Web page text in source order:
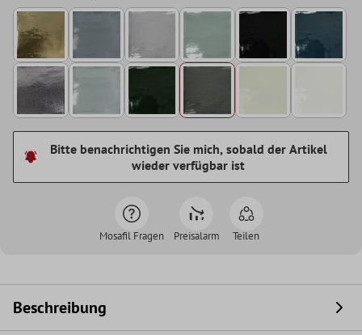
Bitte benachrichtigen Sie mich, sobald der Artikel
wieder verfügbar ist
Mosafil Fragen Preisalarm Teilen
Beschreibung